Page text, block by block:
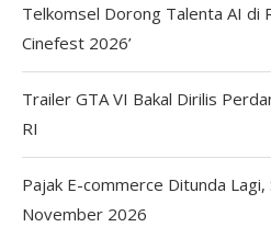
Telkomsel Dorong Talenta AI di
Cinefest 2026’
Trailer GTA VI Bakal Dirilis
RI
Pajak E-commerce Ditunda Lagi,
November 2026